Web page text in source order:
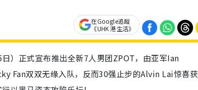
在Google追蹤
《UHK 港生活》
）正式宣布推出全新7人男团ZPOT，由亚军Ian
Fan双双无缘入队，反而30强止步的Alvin Lai惊喜获